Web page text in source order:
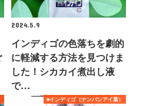
2024.5.9
インディゴの色落ちを劇的
に軽減する方法を見つけま
した！シカカイ煮出し液
で…
■インディゴ（ナンバンアイ葉）